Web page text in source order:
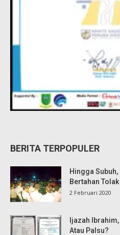
BERITA TERPOPULER
Hingga Subuh,
Bertahan
2 Februari 2020
Ijazah
Atau Palsu?